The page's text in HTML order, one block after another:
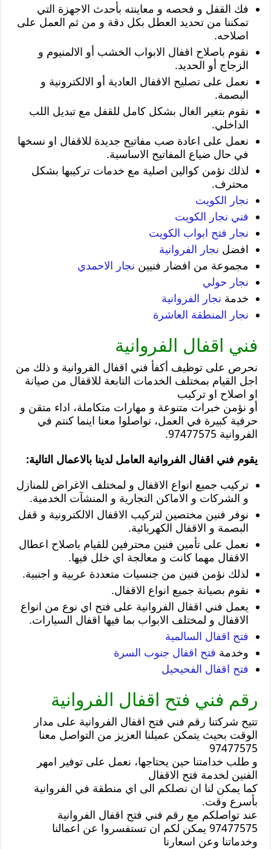
فك القفل و فحصه و معاينته بأحدث الاجهزة التي
تمكننا من تحديد العطل بكل دقة و من ثم العمل على
اصلاحه.
نقوم باصلاح اقفال الابواب الخشب أو الالمنيوم و
الزجاج أو الحديد.
نعمل على تصليح الاقفال العادية أو الالكترونية و
البصمة.
نقوم بتغير الغال بشكل كامل للقفل مع تبديل اللب
الداخلي.
نعمل على اعادة صب مفاتيح جديدة للاقفال او نسخها
في حال ضياع المفاتيح الاساسية.
لذلك نؤمن كوالين اصلية مع خدمات تركيبها بشكل
محترف.
نجار الكويت
فني نجار الكويت
نجار فتح ابواب الكويت
افضل نجار الفروانية
مجموعة من افضار فنيين نجار الاحمدي
نجار حولي
خدمة نجار الفروانية
نجار المنطقة العاشرة
فني اقفال الفروانية
نحرص على توظيف أكفأ فني اقفال الفروانية و ذلك من
اجل القيام بمختلف الخدمات التابعة للاقفال من صيانة
او اصلاح او تركيب
أو نؤمن خبرات متنوعة و مهارات متكاملة، اداء متقن و
حرفية كبيرة في العمل، تواصلوا معنا اينما كنتم في
الفروانية 97477575.
يقوم فني اقفال الفروانية العامل لدينا بالاعمال التالية:
تركيب جميع انواع الاقفال و لمختلف الاغراض للمنازل
و الشركات و الاماكن التجارية و المنشآت الخدمية.
نوفر فنين مختصين لتركيب الاقفال الالكترونية و قفل
البصمة و الاقفال الكهربائية.
نعمل على تأمين فنين محترفين للقيام باصلاح اعطال
الاقفال مهما كانت و معالجة اي خلل فيها.
لذلك نؤمن فنين من جنسيات متعددة عربية و اجنبية.
نقوم بصيانة جميع انواع الاقفال.
يعمل فني اقفال الفروانية على فتح اي نوع من انواع
الاقفال و لمختلف الابواب بما فيها اقفال السيارات.
فتح اقفال السالمية
وخدمة فتح اقفال جنوب السرة
فتح اقفال الفحيحيل
رقم فني فتح اقفال الفروانية
تتيح شركتنا رقم فني فتح اقفال الفروانية على مدار
الوقت بحيث يتمكن عميلنا العزيز من التواصل معنا
97477575
و طلب خدامتنا حين يحتاجها، نعمل على توفير امهر
الفنين لخدمة فتح الاقفال
كما يمكن لنا ان نصلكم الى اي منطقة في الفروانية
بأسرع وقت.
عند تواصلكم مع رقم فني فتح اقفال الفروانية
97477575 يمكن لكم ان تستفسروا عن اعمالنا
وخدماتنا وعن اسعارنا